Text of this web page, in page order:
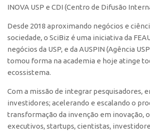
Conexão USP
Leis e Normas
Portal do Inventor
Inteligência Competitiva
Pesquisa na USP
EMBRAPIIs
INOVA USP e CDI (Centro de Difusão
Desde 2018 aproximando negócios e
sociedade, o​ SciBiz é uma iniciativa da
negócios da USP, e da AUSPIN (Agência
tomou​ forma na academia e hoje atinge
ecossistema. ​
Com a missão de integrar pesquisadores,
investidores; acelerando e escalando o
transformação da invenção em inovação,​
executivos, startups, cientistas,